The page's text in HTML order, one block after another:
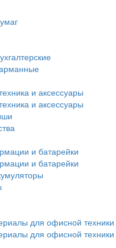
и аксессуары
и аксессуары
и батарейки
и батарейки
для офисной техники
для офисной техники